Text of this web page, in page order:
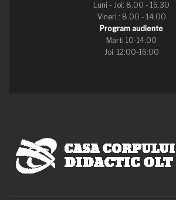
Luni - Joi: 8.00 - 16.30
Vineri : 8.00 - 14.00
Program audiente
Marti 10-14:00
Joi: 12:00-16:00